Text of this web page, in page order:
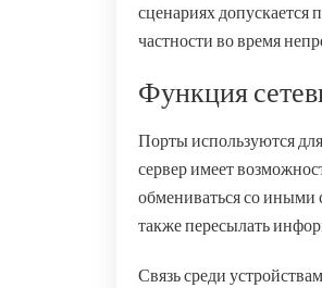
сценариях допускается
частности во время
Функция
Порты используются
сервер имеет
обмениваться со иными
также пересылать
Связь среди